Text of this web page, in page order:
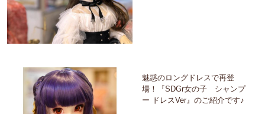
魅惑のロングドレスで再登
場！『SDGr女の子 シャンプ
ー ドレスVer』のご紹介です♪